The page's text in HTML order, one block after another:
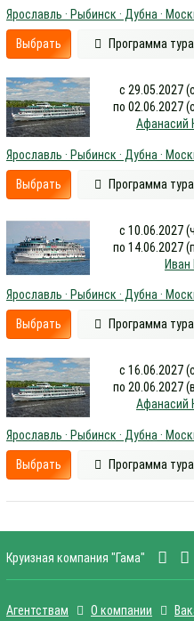
Ярославль · Рыбинск · Дубна ·
Выбрать Программа тура
с 29.05.2027
по 02.06.2027
Афанасий
Ярославль · Рыбинск · Дубна ·
Выбрать Программа тура
с 10.06.2027
по 14.06.2027
Иван
Ярославль · Рыбинск · Дубна ·
Выбрать Программа тура
с 16.06.2027
по 20.06.2027
Афанасий
Ярославль · Рыбинск · Дубна ·
Выбрать Программа тура
Круизная компания "Гама"
Агентствам О компании